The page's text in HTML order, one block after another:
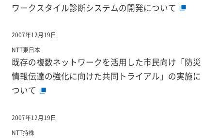
ワークスタイル診断システムの開発について
2007年12月19日
NTT東日本
既存の複数ネットワークを活用した市民向け「防災
情報伝達の強化に向けた共同トライアル」の実施に
ついて
2007年12月19日
NTT持株